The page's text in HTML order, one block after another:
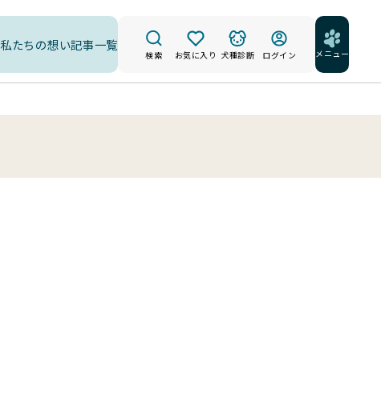
私たちの想い記事一覧
検索 お気に入り 犬種診断 ログイン メニュー